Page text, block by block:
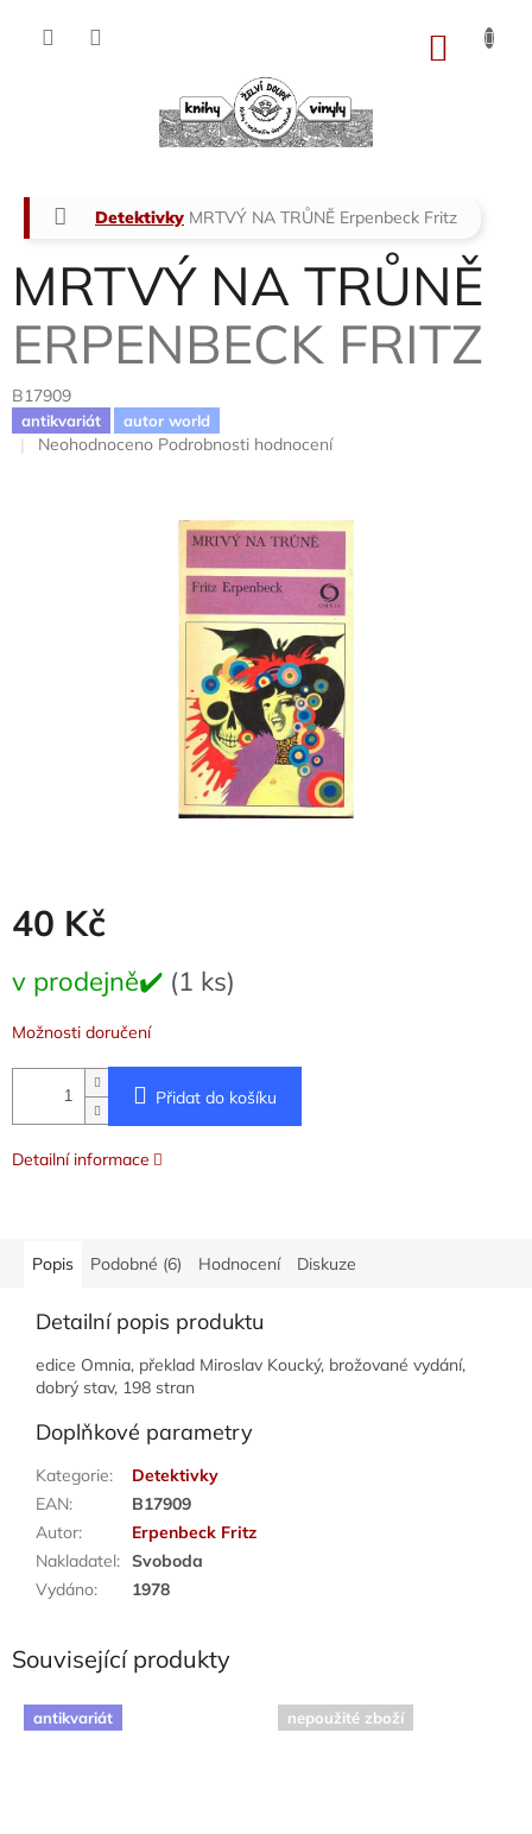
Domů
Detektivky MRTVÝ NA TRŮNĚ Erpenbeck Fritz
MRTVÝ NA TRŮNĚ
ERPENBECK FRITZ
B17909
antikvariát autor world
Průměrné
Neohodnoceno Podrobnosti hodnocení
40 Kč
cena:
v prodejně✔️ (1 ks)
Možnosti doručení
Přidat do košíku
Detailní informace
Popis Podobné (6) Hodnocení Diskuze
Detailní popis produktu
edice Omnia, překlad Miroslav Koucký, brožované vydání,
dobrý stav, 198 stran
Doplňkové parametry
Kategorie:
Detektivky
EAN:
B17909
Autor:
Erpenbeck Fritz
Nakladatel: Svoboda
Vydáno: 1978
Související produkty
antikvariát nepoužité zboží